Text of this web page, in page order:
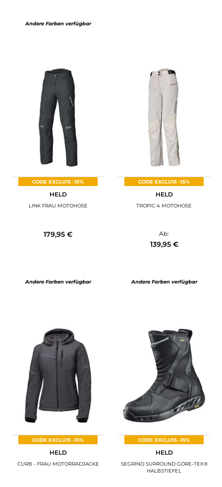
Andere Farben verfügbar
CODE EXCLU15 -15%
HELD
LINK FRAU MOTOHOSE
179,95 €
Andere Farben verfügbar
CODE EXCLU15 -15%
HELD
TROPIC 4 MOTOHOSE
Ab:
139,95 €
Andere Farben verfügbar
CODE EXCLU15 -15%
HELD
CURB - FRAU MOTORRADJACKE
CODE EXCLU15 -15%
HELD
SEGRINO SURROUND GORE-TEX®
HALBSTIEFEL